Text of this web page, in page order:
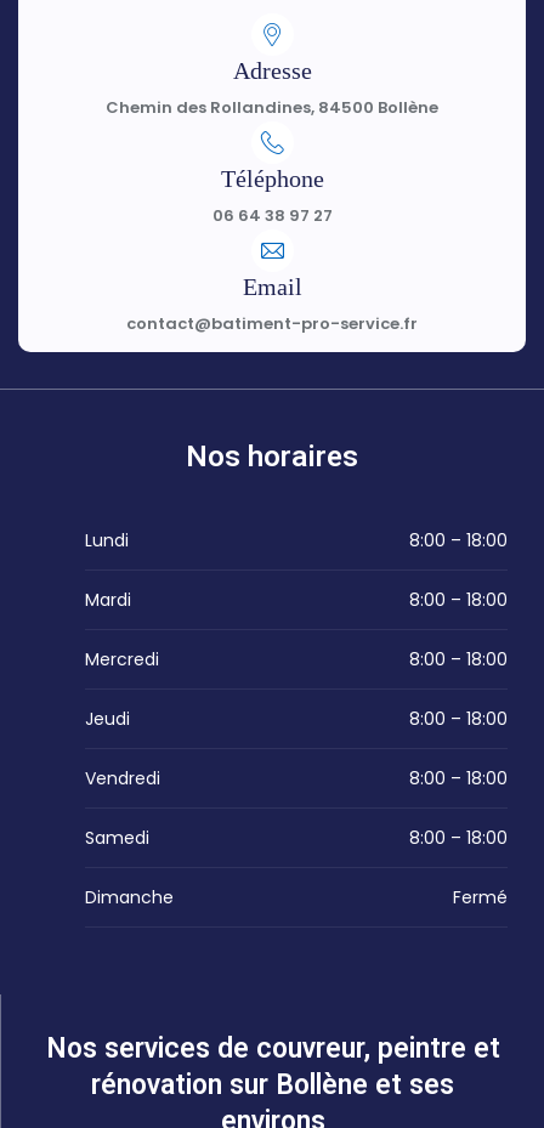
Adresse
Chemin des Rollandines, 84500 Bollène
Téléphone
06 64 38 97 27
Email
contact@batiment-pro-service.fr
Nos horaires
Lundi 8:00 – 18:00
Mardi 8:00 – 18:00
Mercredi 8:00 – 18:00
Jeudi 8:00 – 18:00
Vendredi 8:00 – 18:00
Samedi 8:00 – 18:00
Dimanche Fermé
Nos services de couvreur, peintre et
rénovation sur Bollène et ses